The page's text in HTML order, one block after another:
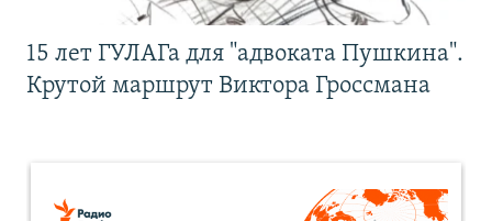
15 лет ГУЛАГа для "адвоката Пушкина".
Крутой маршрут Виктора Гроссмана